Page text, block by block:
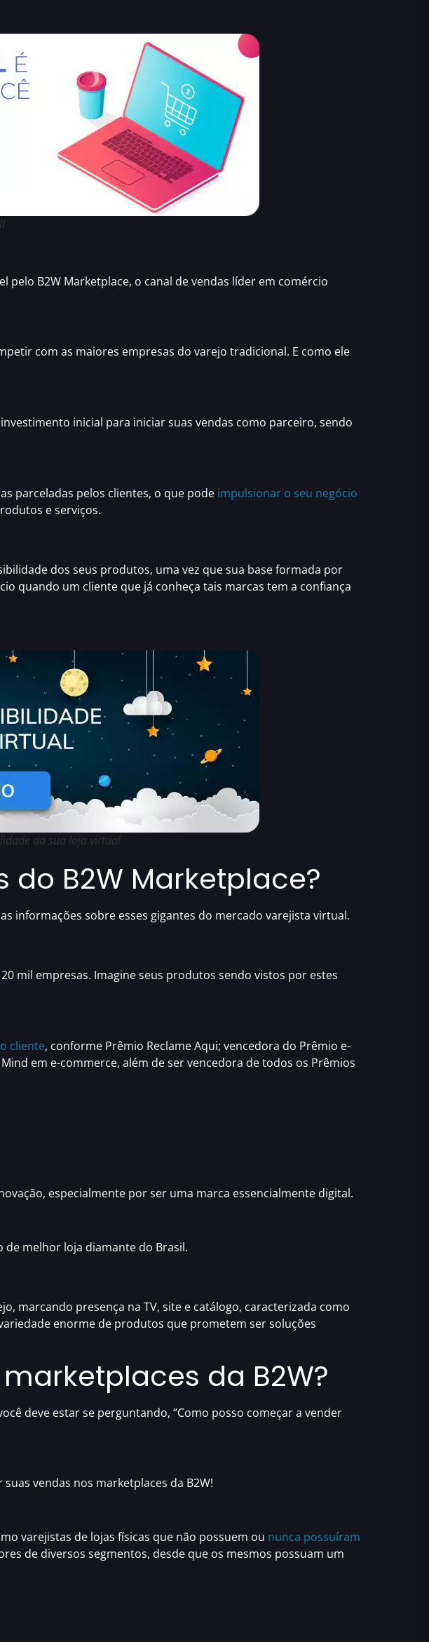
pelo B2W Marketplace, o canal de vendas líder em comércio
com as maiores empresas do varejo tradicional. E como ele
inicial para iniciar suas vendas como parceiro, sendo
parceladas pelos clientes, o que pode impulsionar o seu negócio
e serviços.
dos seus produtos, uma vez que sua base formada por
quando um cliente que já conheça tais marcas tem a confiança
da sua loja virtual
B2W Marketplace?
informações sobre esses gigantes do mercado varejista virtual.
mil empresas. Imagine seus produtos sendo vistos por estes
cliente, conforme Prêmio Reclame Aqui; vencedora do Prêmio e-
em e-commerce, além de ser vencedora detodos os Prêmios
, especialmente por ser uma marca essencialmente digital.
de melhor loja diamante do Brasil.
, marcando presença na TV, site e catálogo, caracterizada como
enorme de produtos que prometem ser soluções
da B2W?
deve estar se perguntando, “Como posso começar a vender
suas vendas nos marketplaces da B2W!
varejistas de lojas físicas que não possuem ou nunca possuíram
de diversos segmentos, desde que os mesmos possuam um